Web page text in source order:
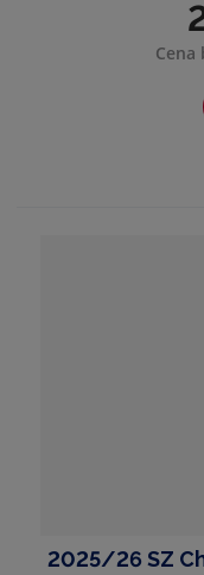
Cena
2025/26 SZ